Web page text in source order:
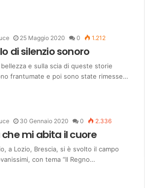
25 Maggio 2020 0 1.212
di silenzio sonoro
e sulla scia di queste storie
frantumate e poi sono state rimesse…
30 Gennaio 2020 0 2.336
che mi abita il cuore
a Lozio, Brescia, si è svolto il campo
con tema “Il Regno…